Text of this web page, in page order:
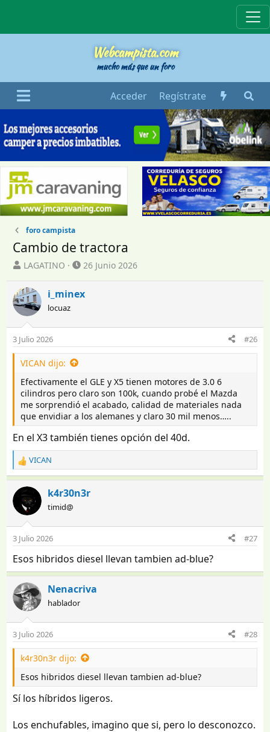
Webcampista.com
mucho más que un foro
Acceder Regístrate
foro campista
Cambio de tractora
I
i
c
i
a
o
r
d
e
l
t
e
m
a
LAGATINO
F
h
i
n
c
i
o
26 Junio 2026
i_minex
locuaz
3 Julio 2026 #26
VICAN dijo:
Efectivamente el GLE y X5 tienen motores de 3.0 6
cilindros pero claro son 100k, cuando probé el Mazda
me sorprendió el acabado, calidad de materiales nada
que envidiar a los alemanes y claro 30 mil menos…..
En el X3 también tienes opción del 40d.
R
e
a
o
n
s
:
VICAN
k4r30n3r
timid@
3 Julio 2026 #27
Esos hibridos diesel llevan tambien ad-blue?
Nenacriva
hablador
3 Julio 2026 #28
k4r30n3r dijo:
Esos hibridos diesel llevan tambien ad-blue?
Sí los híbridos ligeros.
Los enchufables, imagino que si, pero lo desconozco.